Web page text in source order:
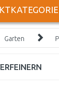
Garten